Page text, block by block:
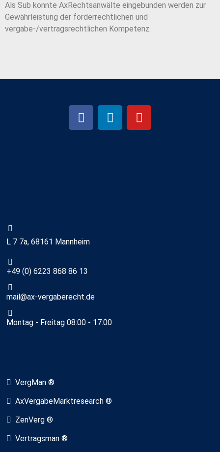
Als Sub konnte AxRechtsanwälte eingebunden werden zur
Gewährleistung der förderrechtlichen und
vergabe-/vertragsrechtlichen Kompetenz.
L 7 7a, 68161 Mannheim
+49 (0) 6223 868 86 13
mail@ax-vergaberecht.de
Montag - Freitag 08:00 - 17:00
VergMan ®
AxVergabeMarktresearch ®
ZenVerg ®
Vertragsman ®